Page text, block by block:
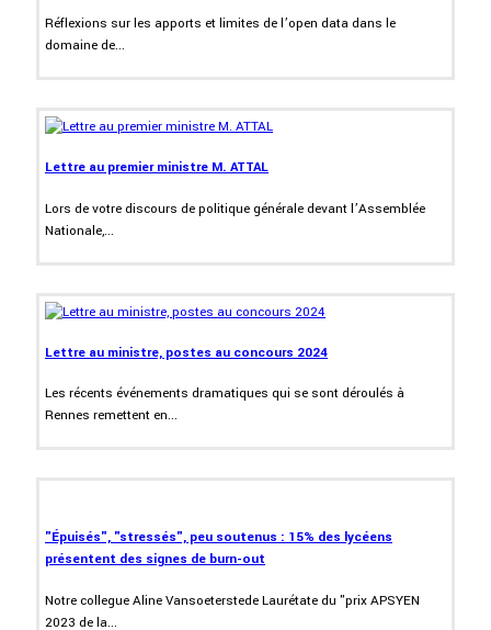
Réflexions sur les apports et limites de l’open data dans le
domaine de...
Lettre au premier ministre M. ATTAL
Lors de votre discours de politique générale devant l’Assemblée
Nationale,...
Lettre au ministre, postes au concours 2024
Les récents événements dramatiques qui se sont déroulés à
Rennes remettent en...
"Épuisés", "stressés", peu soutenus : 15% des lycéens
présentent des signes de burn-out
Notre collegue Aline Vansoeterstede Laurétate du "prix APSYEN
2023 de la...